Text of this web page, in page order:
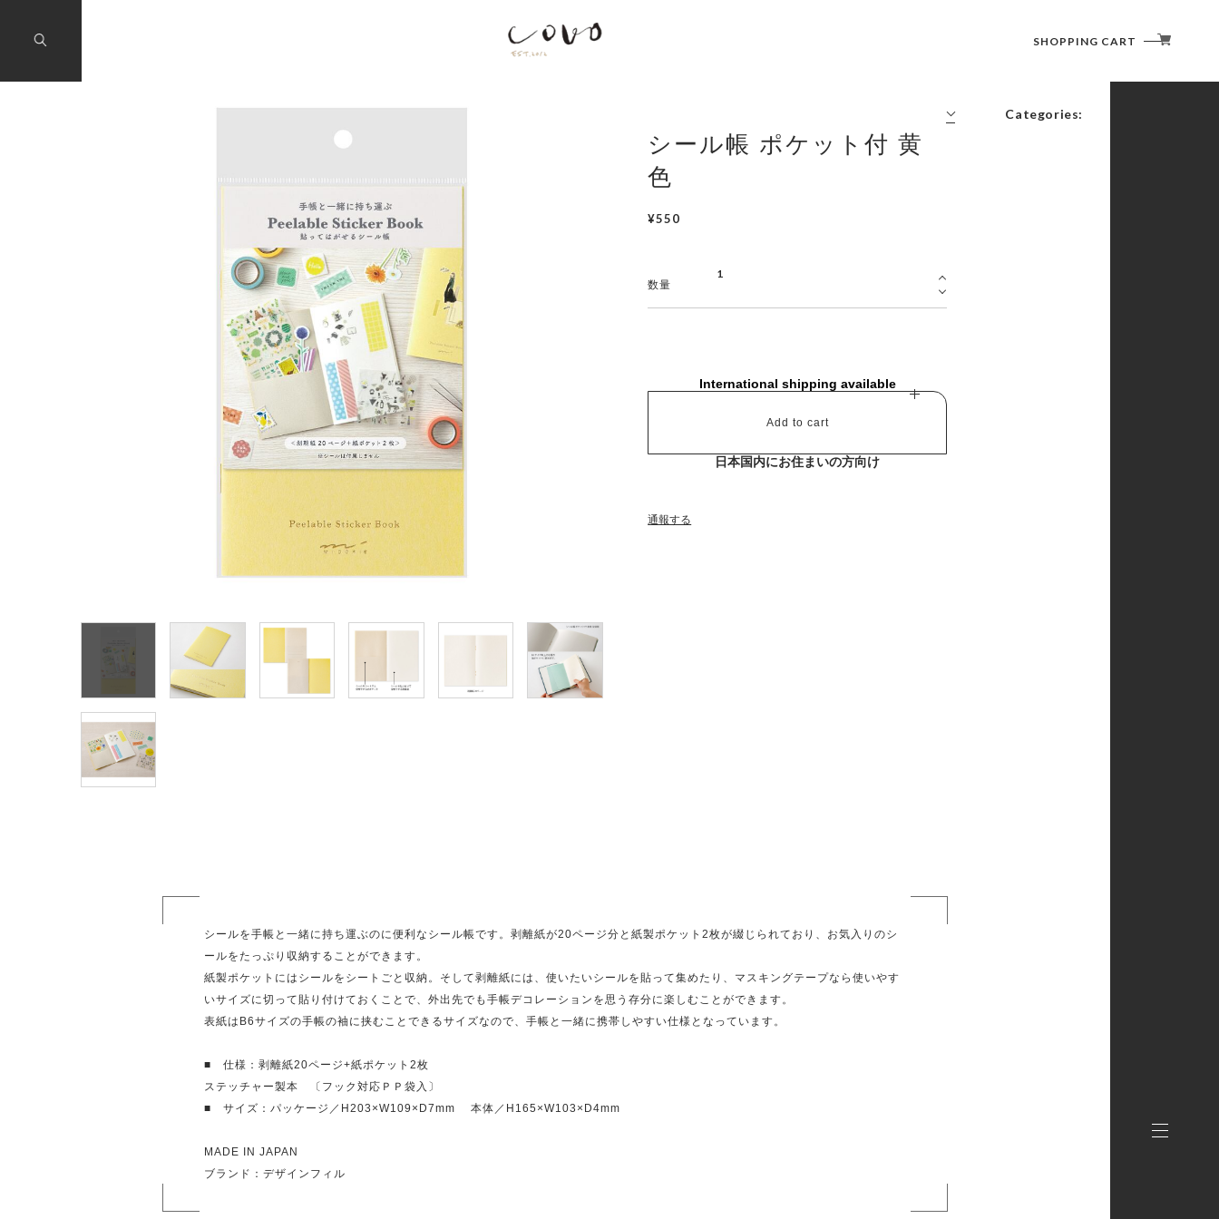
SHOPPING CART
Categories:
シール帳 ポケット付 黄
色
¥550
数量
International shipping available
Add to cart
日本国内にお住まいの方向け
通報する
シールを手帳と一緒に持ち運ぶのに便利なシール帳です。剥離紙が20ページ分と紙製ポケット2枚が綴じられており、お気入りのシ
ールをたっぷり収納することができます。
紙製ポケットにはシールをシートごと収納。そして剥離紙には、使いたいシールを貼って集めたり、マスキングテープなら使いやす
いサイズに切って貼り付けておくことで、外出先でも手帳デコレーションを思う存分に楽しむことができます。
表紙はB6サイズの手帳の袖に挟むことできるサイズなので、手帳と一緒に携帯しやすい仕様となっています。
■ 仕様：剥離紙20ページ+紙ポケット2枚
ステッチャー製本 〔フック対応ＰＰ袋入〕
■ サイズ：パッケージ／H203×W109×D7mm 本体／H165×W103×D4mm
MADE IN JAPAN
ブランド：デザインフィル